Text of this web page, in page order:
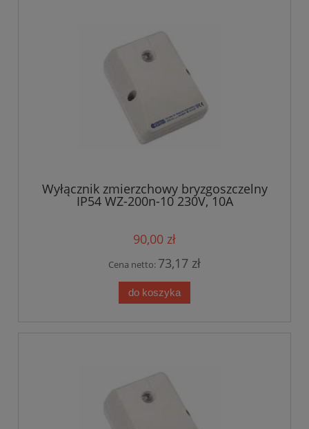
Wyłącznik zmierzchowy bryzgoszczelny
IP54 WZ-200n-10 230V, 10A
90,00 zł
Cena netto: 73,17 zł
do koszyka